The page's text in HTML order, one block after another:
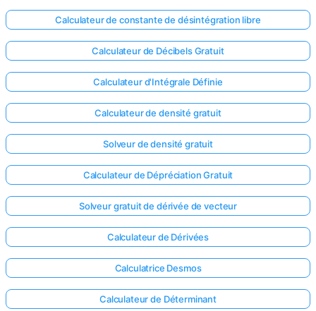
Calculateur de constante de désintégration libre
Calculateur de Décibels Gratuit
Calculateur d'Intégrale Définie
Calculateur de densité gratuit
Solveur de densité gratuit
Calculateur de Dépréciation Gratuit
Solveur gratuit de dérivée de vecteur
Calculateur de Dérivées
Calculatrice Desmos
Calculateur de Déterminant